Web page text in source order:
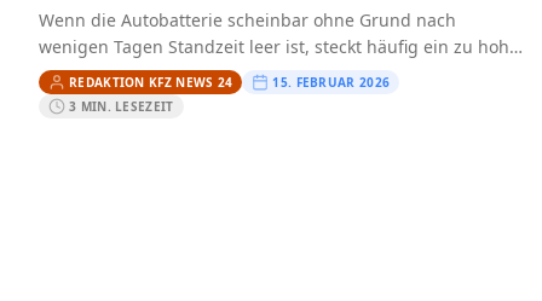
Wenn die Autobatterie scheinbar ohne Grund nach
wenigen Tagen Standzeit leer ist, steckt häufig ein zu hoher
Ruhestrom dahinter. Moderne Fahrzeuge besitzen
zahlreiche Steuergeräte, Komfortfunktionen…
REDAKTION KFZ NEWS 24
15. FEBRUAR 2026
3 MIN. LESEZEIT